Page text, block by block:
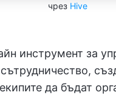
чрез Hive
инструмент за
да бъдат